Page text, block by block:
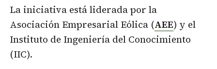
La iniciativa está liderada por la
Asociación Empresarial Eólica (AEE) y el
Instituto de Ingeniería del Conocimiento
(IIC).